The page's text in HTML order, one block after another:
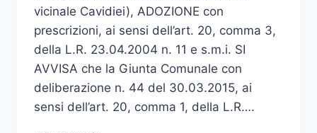
vicinale Cavidiei), ADOZIONE con
prescrizioni, ai sensi dell’art. 20, comma 3,
della L.R. 23.04.2004 n. 11 e s.m.i. SI
AVVISA che la Giunta Comunale con
deliberazione n. 44 del 30.03.2015, ai
sensi dell’art. 20, comma 1, della L.R….